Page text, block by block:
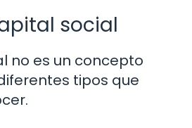
social
no es un concepto
tipos que